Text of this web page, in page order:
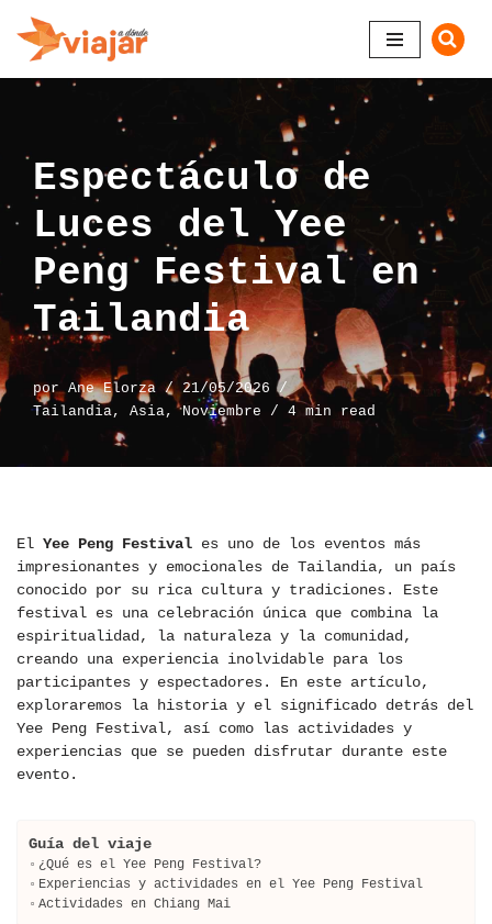
Saltar
al
Espectáculo de
Luces del Yee
Peng Festival en
Tailandia
porAne Elorza
21/05/2026
Tailandia, Asia,Noviembre 4 min read
El Yee Peng Festival es uno de los eventos más
impresionantes y emocionales de Tailandia, un país
conocido por su rica cultura y tradiciones. Este
festival es una celebración única que combina la
espiritualidad, la naturaleza y la comunidad,
creando una experiencia inolvidable para los
participantes y espectadores. En este artículo,
exploraremos la historia y el significado detrás del
Yee Peng Festival, así como las actividades y
experiencias que se pueden disfrutar durante este
evento.
Guía del viaje
¿Qué es el Yee Peng Festival?
Experiencias y actividades en el Yee Peng Festival
Actividades en Chiang Mai